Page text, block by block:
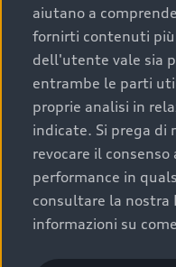
condizioni della
buona
precedente
efficienza
componenti
prestazioni
Acquistare un’auto
Audi che offre l’usato
Scelta :plus, significa
sottoposto a 110
garanzia fino a 4 anni
aiutano a
fornirti contenuti
dell'utente vale sia
entrambe le parti
proprie analisi in
indicate. Si prega di
revocare il
performance in
consultare la nostra
informazioni su